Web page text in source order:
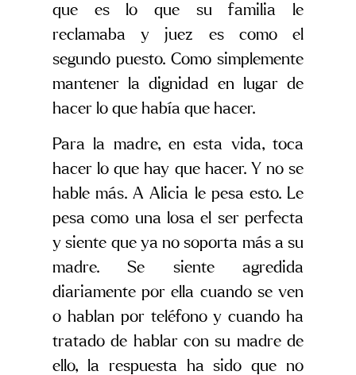
que es lo que su familia le
reclamaba y juez es como el
segundo puesto. Como simplemente
mantener la dignidad en lugar de
hacer lo que había que hacer.
Para la madre, en esta vida, toca
hacer lo que hay que hacer. Y no se
hable más. A Alicia le pesa esto. Le
pesa como una losa el ser perfecta
y siente que ya no soporta más a su
madre. Se siente agredida
diariamente por ella cuando se ven
o hablan por teléfono y cuando ha
tratado de hablar con su madre de
ello, la respuesta ha sido que no